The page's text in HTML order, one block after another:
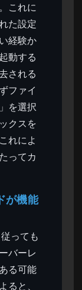
これに
た設定
経験か
動する
される
ファイ
を選択
クスを
れによ
ってカ
が機能
っても
バーレ
る可能
ると、